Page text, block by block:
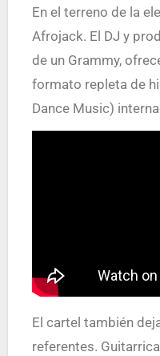
En el terreno de la
Afrojack. El DJ y
de un Grammy,
formato repleta de
Dance Music)
El cartel también
referentes.